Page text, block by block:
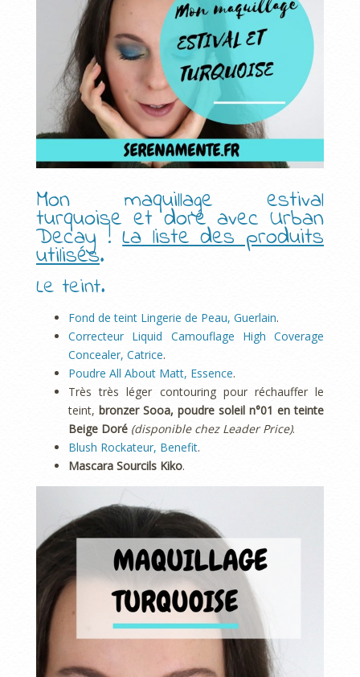
Mon maquillage estival
turquoise et doré avec Urban
Decay !La liste des produits
utilisés.
Le teint.
Fond de teint Lingerie de Peau, Guerlain.
Correcteur Liquid Camouflage High Coverage
Concealer, Catrice.
Poudre All About Matt, Essence.
Très très léger contouring pour réchauffer le
teint, bronzer Sooa, poudre soleil n°01 en teinte
Beige Doré (disponible chez Leader Price).
Blush Rockateur, Benefit.
Mascara Sourcils Kiko.